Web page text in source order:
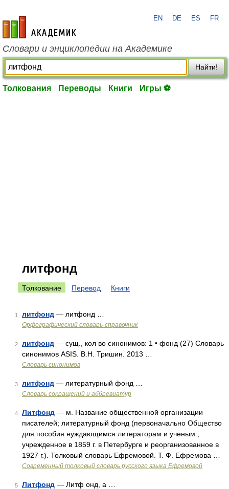
academic.ru
EN DE ES FR
Словари и энциклопедии на Академике
Найти!
Толкования Переводы Книги Игры ⚽
литфонд
Толкование Перевод Книги
1 литфонд — литфонд …
Орфографический словарь-справочник
2 литфонд — сущ., кол во синонимов: 1 • фонд (27) Словарь
синонимов ASIS. В.Н. Тришин. 2013 …
Словарь синонимов
3 литфонд — литературный фонд …
Словарь сокращений и аббревиатур
4 Литфонд — м. Название общественной организации
писателей; литературный фонд (первоначально Общество
для пособия нуждающимся литераторам и ученым ,
учрежденное в 1859 г. в Петербурге и реорганизованное в
1927 г.). Толковый словарь Ефремовой. Т. Ф. Ефремова …
Современный толковый словарь русского языка Ефремовой
5 Литфонд — Литф онд, а …